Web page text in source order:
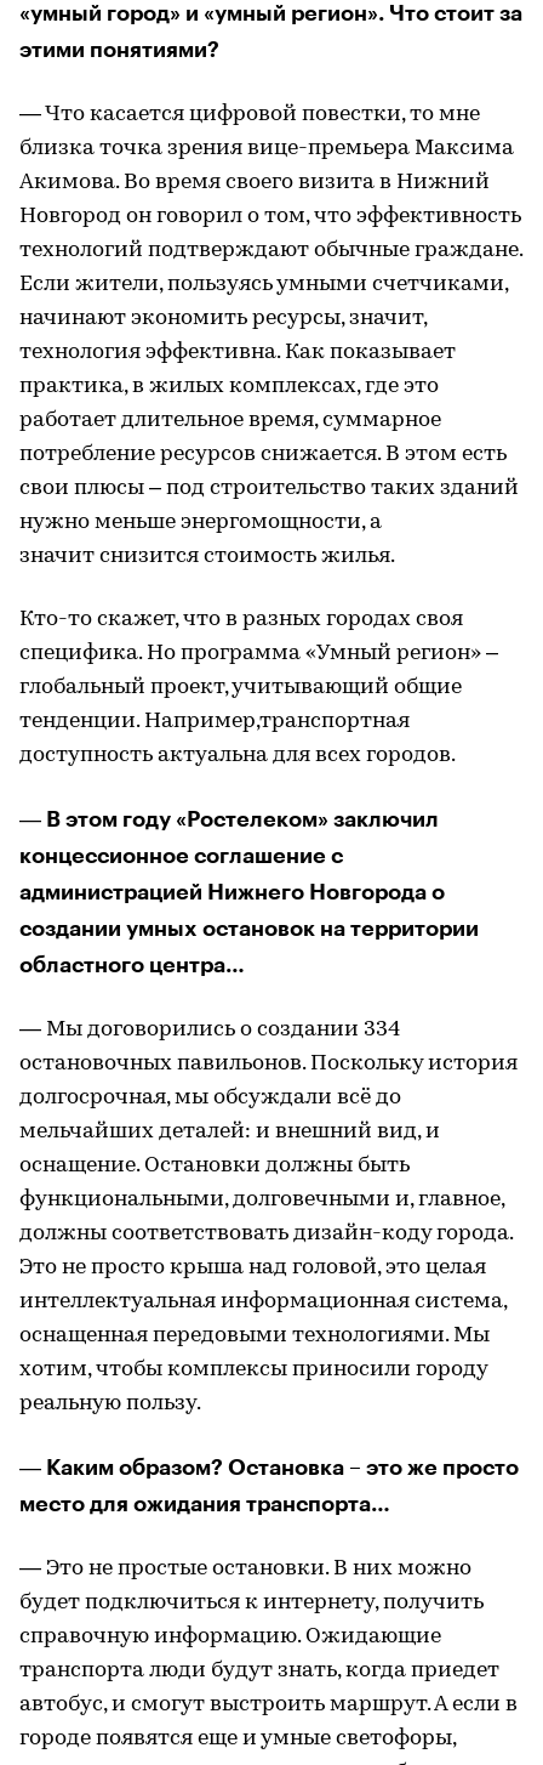
«умный город» и «умный регион». Что стоит за
этими понятиями?
— Что касается цифровой повестки, то мне
близка точка зрения вице-премьера Максима
Акимова. Во время своего визита в Нижний
Новгород он говорил о том, что эффективность
технологий подтверждают обычные граждане.
Если жители, пользуясь умными счетчиками,
начинают экономить ресурсы, значит,
технология эффективна. Как показывает
практика, в жилых комплексах, где это
работает длительное время, суммарное
потребление ресурсов снижается. В этом есть
свои плюсы – под строительство таких зданий
нужно меньше энергомощности, а
значит снизится стоимость жилья.
Кто-то скажет, что в разных городах своя
специфика. Но программа «Умный регион» –
глобальный проект, учитывающий общие
тенденции. Например,транспортная
доступность актуальна для всех городов.
— В этом году «Ростелеком» заключил
концессионное соглашение с
администрацией Нижнего Новгорода о
создании умных остановок на территории
областного центра…
— Мы договорились о создании 334
остановочных павильонов. Поскольку история
долгосрочная, мы обсуждали всё до
мельчайших деталей: и внешний вид, и
оснащение. Остановки должны быть
функциональными, долговечными и, главное,
должны соответствовать дизайн-коду города.
Это не просто крыша над головой, это целая
интеллектуальная информационная система,
оснащенная передовыми технологиями. Мы
хотим, чтобы комплексы приносили городу
реальную пользу.
— Каким образом? Остановка – это же просто
место для ожидания транспорта…
— Это не простые остановки. В них можно
будет подключиться к интернету, получить
справочную информацию. Ожидающие
транспорта люди будут знать, когда приедет
автобус, и смогут выстроить маршрут. А если в
городе появятся еще и умные светофоры,